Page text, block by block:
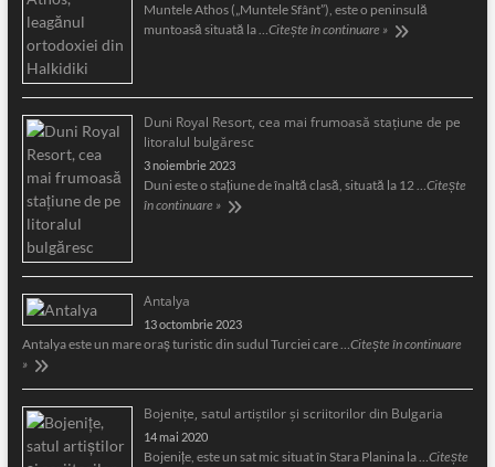
Muntele Athos („Muntele Sfânt”), este o peninsulă
muntoasă situată la …Citește în continuare »
Duni Royal Resort, cea mai frumoasă staţiune de pe
litoralul bulgăresc
3 noiembrie 2023
Duni este o staţiune de înaltă clasă, situată la 12 …Citește
în continuare »
Antalya
13 octombrie 2023
Antalya este un mare oraş turistic din sudul Turciei care …Citește în continuare
»
Bojeniţe, satul artiştilor şi scriitorilor din Bulgaria
14 mai 2020
Bojeniţe, este un sat mic situat în Stara Planina la …Citește